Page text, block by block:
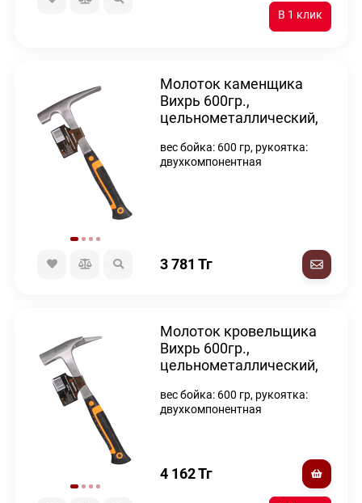
Молоток каменщика
Вихрь 600гр.,
цельнометаллический,
рукоятка
вес бойка: 600 гр, рукоятка:
двухкомпонентная
3 781 Тг
Молоток кровельщика
Вихрь 600гр.,
цельнометаллический,
рукоятка
вес бойка: 600 гр, рукоятка:
двухкомпонентная
4 162Тг